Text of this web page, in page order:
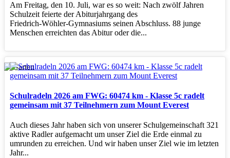
Am Freitag, den 10. Juli, war es so weit: Nach zwölf Jahren
Schulzeit feierte der Abiturjahrgang des
Friedrich‑Wöhler‑Gymnasiums seinen Abschluss. 88 junge
Menschen erreichten das Abitur oder die...
Schulradeln 2026 am FWG: 60474 km - Klasse 5c radelt
gemeinsam mit 37 Teilnehmern zum Mount Everest
Auch dieses Jahr haben sich von unserer Schulgemeinschaft 321
aktive Radler aufgemacht um unser Ziel die Erde einmal zu
umrunden zu erreichen. Und wir haben unser Ziel wie im letzten
Jahr...